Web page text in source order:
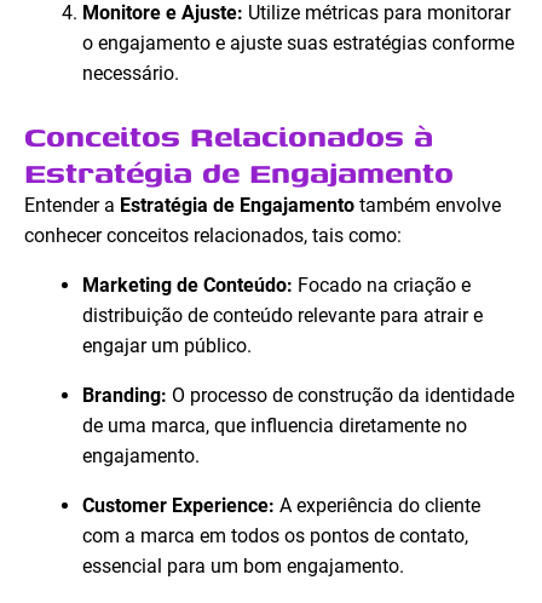
Monitore e Ajuste: Utilize métricas para monitorar
o engajamento e ajuste suas estratégias conforme
necessário.
Conceitos Relacionados à
Estratégia de Engajamento
Entender a Estratégia de Engajamento também envolve
conhecer conceitos relacionados, tais como:
Marketing de Conteúdo: Focado na criação e
distribuição de conteúdo relevante para atrair e
engajar um público.
Branding: O processo de construção da identidade
de uma marca, que influencia diretamente no
engajamento.
Customer Experience: A experiência do cliente
com a marca em todos os pontos de contato,
essencial para um bom engajamento.